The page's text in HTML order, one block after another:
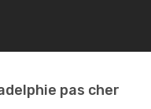
pas cher